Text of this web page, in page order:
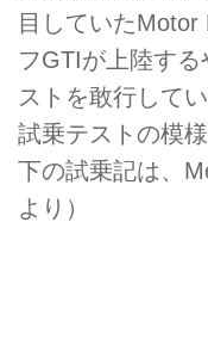
目していた
フGTIが上陸す
ストを敢行して
試乗テストの模
下の試乗記は、
より）